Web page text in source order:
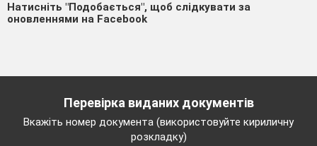
Натисніть "Подобається", щоб слідкувати за
оновленнями на Facebook
Перевірка виданих документів
Вкажіть номер документа (використовуйте кириличну
розкладку)